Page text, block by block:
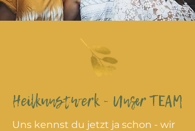
Heilkunstwerk - Unser TEAM
Uns kennst du jetzt ja schon - wir